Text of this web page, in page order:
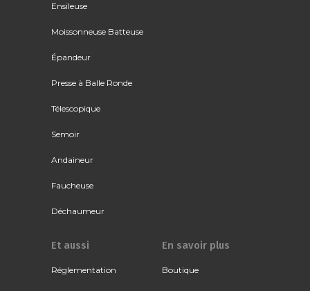
Ensileuse
Moissonneuse Batteuse
Épandeur
Presse à Balle Ronde
Télescopique
Semoir
Andaineur
Faucheuse
Déchaumeur
Et aussi
Réglementation
En savoir plus
Boutique